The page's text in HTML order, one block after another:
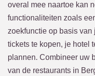
overal mee naartoe kan
functionaliteiten zoals
zoekfunctie op basis
tickets te kopen, je hotel
plannen. Combineer uw
van de restaurants in